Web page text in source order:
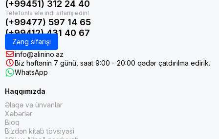
(+99451) 312 24 40
(+99477) 597 14 65
(+99412) 431 40 67
Zəng sifarişi
info@alinino.az
Biz həftənin 7 günü, saat 9:00 - 20:00 qədər çatdırılma edirik.
WhatsApp
Haqqımızda
Əlaqə və ünvanlar
Xəbərlər
Bloq
Bizdən kitab tövsiyəsi